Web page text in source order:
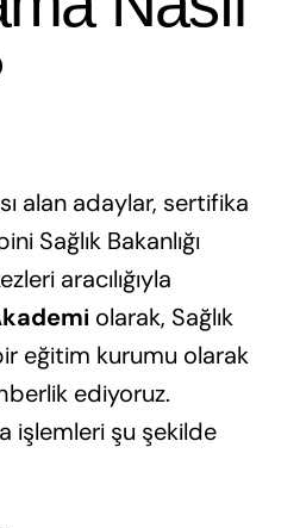
alan adaylar, sertifika
Sağlık Bakanlığı
aracılığıyla
olarak, Sağlık
eğitim kurumu olarak
ediyoruz.
işlemleri şu şekilde